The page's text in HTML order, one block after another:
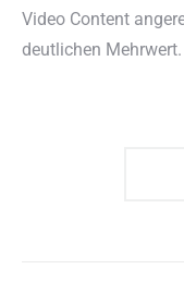
Video Content
deutlichen Mehrwert.